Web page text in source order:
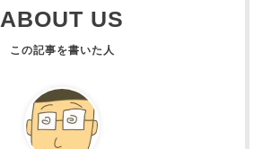
ABOUT US